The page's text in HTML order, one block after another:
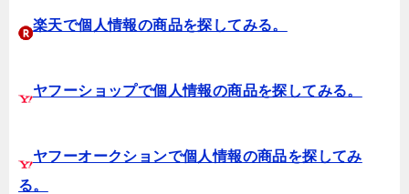
楽天で個人情報の商品を探してみる。
ヤフーショップで個人情報の商品を探してみる。
ヤフーオークションで個人情報の商品を探してみ
る。